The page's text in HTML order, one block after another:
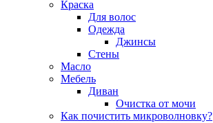
Краска
Для волос
Одежда
Джинсы
Стены
Масло
Мебель
Диван
Очистка от мочи
Как почистить микроволновку?